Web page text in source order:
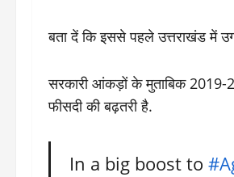
बता दें कि इससे पहले उत्तराखंड में
सरकारी आंकड़ों के मुताबिक 2019-
फीसदी की बढ़तरी है.
In a big boost to